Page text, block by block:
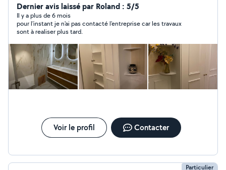
notre expertise et à notre équipe qualifiée, nous
garantissons des travaux de qualité, réalisés dans les
délais et adaptés à vos besoins
Dernier avis laissé par Roland : 5/5
Il y a plus de 6 mois
pour l'instant je n'ai pas contacté l'entreprise car les travaux
sont à realiser plus tard.
Voir le profil Contacter
Particulier